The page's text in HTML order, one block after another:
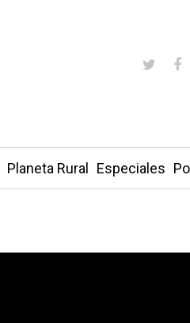
Planeta Rural Especiales